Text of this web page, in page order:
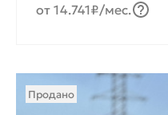
от 14.741₽/мес.
Продано